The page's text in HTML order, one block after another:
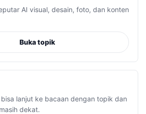
AI visual, desain, foto, dan konten
Buka topik
lanjut ke bacaan dengan topik dan
dekat.